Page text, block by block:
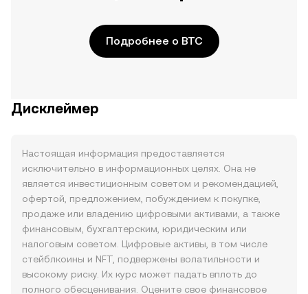
Подробнее о BTC
Дисклеймер
Настоящая информация предоставляется
исключительно в информационных целях. Она не
является инвестиционным советом и рекомендацией,
офертой, предложением, побуждением к покупке,
продаже или владению цифровыми активами, а также
финансовым, бухгалтерским, юридическим или
налоговым советом. Цифровые активы, в том числе
стейблкоины и NFT, подвержены волатильности и
высокому риску. Их курс может падать вплоть до
полного обесценивания. Оцените свое финансовое